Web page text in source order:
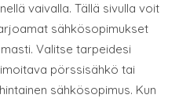
vaivalla. Tällä sivulla voit
sähkösopimukset
Valitse tarpeidesi
pörssisähkö tai
sähkösopimus. Kun